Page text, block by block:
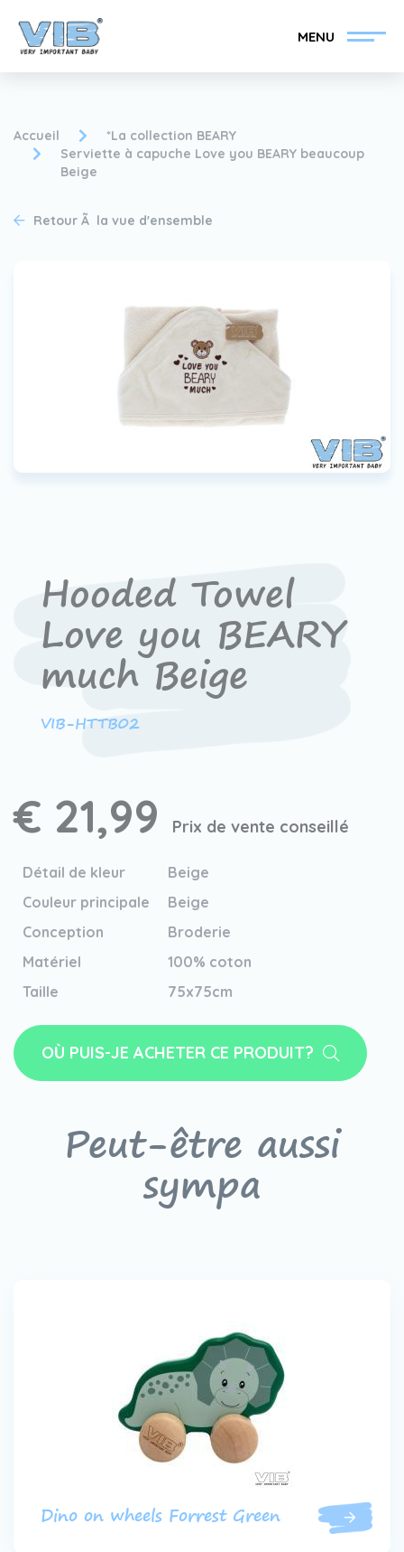
MENU
VIB®
Trouvez votre
revendeur VIB®
Devenir un revendeur
VIB®
Accueil
*La collection BEARY
Serviette à capuche Love you BEARY beaucoup
Beige
Retour Ã la vue d'ensemble
Hooded Towel
Love you BEARY
much Beige
VIB-HTTB02
€ 21,99 Prix de vente conseillé
Détail de kleur
Beige
Couleur principale
Beige
Conception
Broderie
Matériel
100% coton
Taille
75x75cm
OÙ PUIS-JE ACHETER CE PRODUIT?
Peut-être aussi
sympa
Dino on wheels Forrest Green